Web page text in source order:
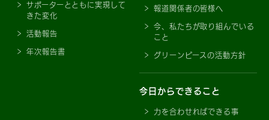
サポーターとともに実現して
きた変化
活動報告
年次報告書
報道関係者の皆様へ
今、私たちが取り組んでいる
こと
グリーンピースの活動方針
今日からできること
力を合わせればできる事